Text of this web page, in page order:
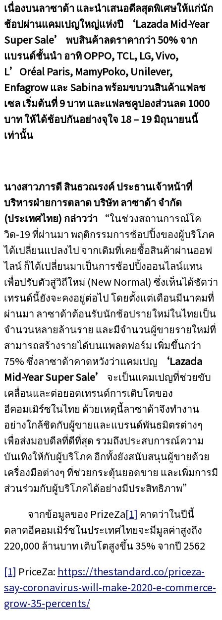
เนื่องบนลาซาด้า และนำเสนอดีลสุดพิเศษให้แก่นัก
ช้อปผ่านแคมเปญใหญ่แห่งปี ‘Lazada Mid-Year
Super Sale’ พบสินค้าลดราคากว่า50% จาก
แบรนด์ชั้นนำ อาทิOPPO, TCL, LG, Vivo,
L’Oréal Paris, MamyPoko, Unilever,
Enfagrowและ Sabinaพร้อมขบวนสินค้าแฟลช
เซล เริ่มต้นที่9บาท และแฟลชคูปองส่วนลด 1000
บาท ให้ได้ช้อปกันอย่างจุใจ 18– 19มิถุนายนนี้
เท่านั้น
นางสาวภารดี สินธวณรงค์ ประธานเจ้าหน้าที่
บริหารฝ่ายการตลาด บริษัท ลาซาด้า จำกัด
(ประเทศไทย) กล่าวว่า “ในช่วงสถานการณ์โค
วิด-19 ที่ผ่านมา พฤติกรรมการช้อปปิ้งของผู้บริโภค
ได้เปลี่ยนแปลงไป จากเดิมที่เคยซื้อสินค้าผ่านออฟ
ไลน์ ก็ได้เปลี่ยนมาเป็นการช้อปปิ้งออนไลน์แทน
เพื่อปรับตัวสู่วิถีใหม่ (New Normal) ซึ่งเห็นได้ชัดว่า
เทรนด์นี้ยังจะคงอยู่ต่อไป โดยตั้งแต่เดือนมีนาคมที่
ผ่านมา ลาซาด้าต้อนรับนักช้อปรายใหม่ในไทยเป็น
จำนวนหลายล้านราย และมีจำนวนผู้ขายรายใหม่ที่
สามารถสร้างรายได้บนแพลตฟอร์ม เพิ่มขึ้นกว่า
75% ซึ่งลาซาด้าคาดหวังว่าแคมเปญ
‘Lazada
Mid-Year Super Sale’
จะเป็นแคมเปญที่ช่วยขับ
เคลื่อนและต่อยอดเทรนด์การเติบโตของ
อีคอมเมิร์ซในไทย ด้วยเหตุนี้ลาซาด้าจึงทำงาน
อย่างใกล้ชิดกับผู้ขายและแบรนด์พันธมิตรต่างๆ
เพื่อส่งมอบดีลที่ดีที่สุด รวมถึงประสบการณ์ความ
บันเทิงให้กับผู้บริโภค อีกทั้งยังสนับสนุนผู้ขายด้วย
เครื่องมือต่างๆ ที่ช่วยกระตุ้นยอดขาย และเพิ่มการมี
ส่วนร่วมกับผู้บริโภคได้อย่างมีประสิทธิภาพ”
จากข้อมูลของ PrizeZa[1] คาดว่าในปีนี้
ตลาดอีคอมเมิร์ซในประเทศไทยจะมีมูลค่าสูงถึง
220,000 ล้านบาท เติบโตสูงขึ้น 35% จากปี 2562
[1] PriceZa: https://thestandard.co/priceza-
say-coronavirus-will-make-2020-e-commerce-
grow-35-percents/